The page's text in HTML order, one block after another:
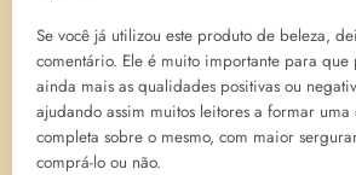
Se você já utilizou este produto de beleza,
comentário. Ele é muito importante para que
ainda mais as qualidades positivas ou
ajudando assim muitos leitores a formar
completa sobre o mesmo, com maior
comprá-lo ou não.